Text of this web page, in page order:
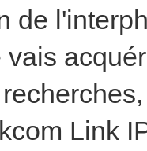
de
Link